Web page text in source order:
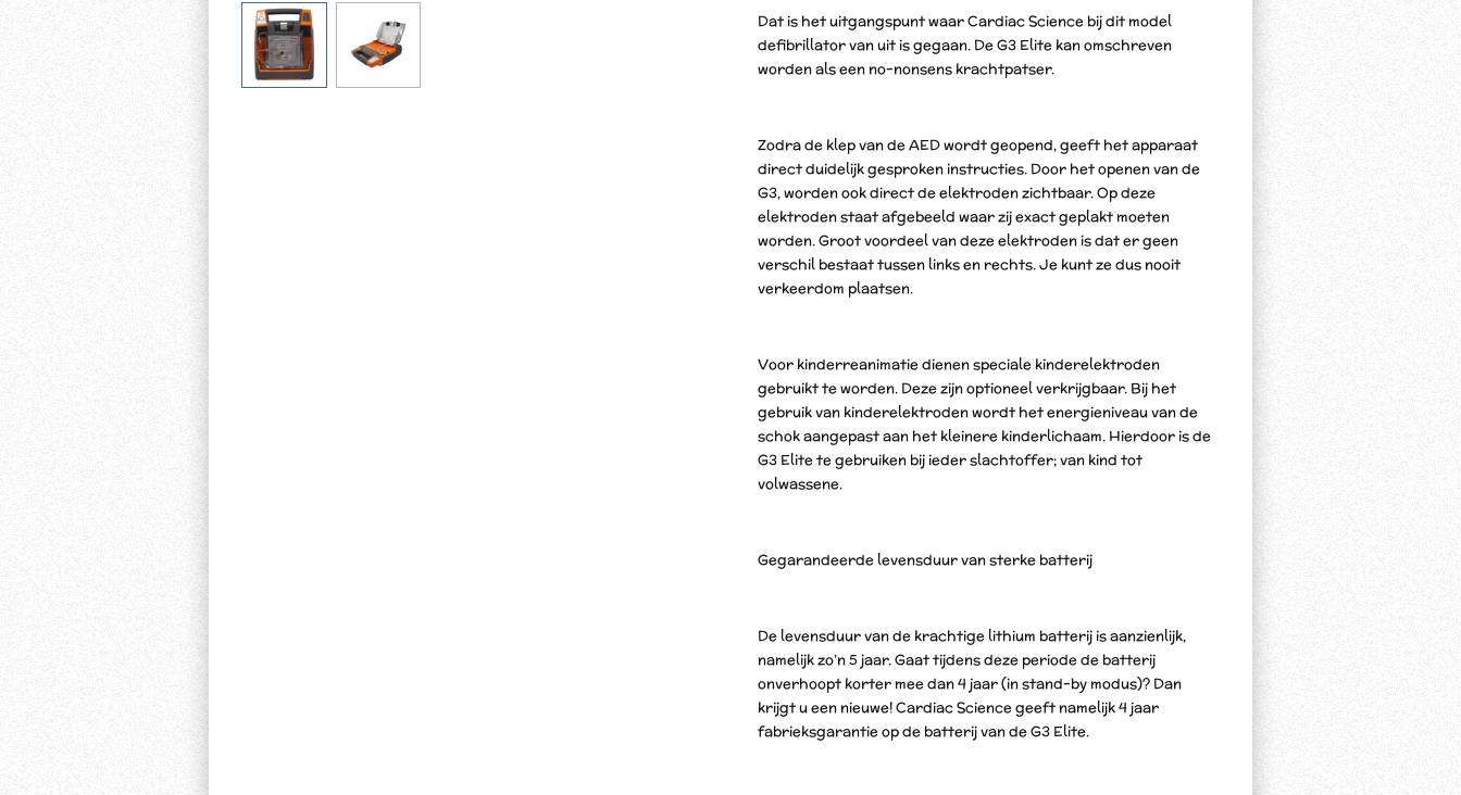
Dat is het uitgangspunt waar Cardiac Science bij dit model
defibrillator van uit is gegaan. De G3 Elite kan omschreven
worden als een no-nonsens krachtpatser.
Zodra de klep van de AED wordt geopend, geeft het apparaat
direct duidelijk gesproken instructies. Door het openen van de
G3, worden ook direct de elektroden zichtbaar. Op deze
elektroden staat afgebeeld waar zij exact geplakt moeten
worden. Groot voordeel van deze elektroden is dat er geen
verschil bestaat tussen links en rechts. Je kunt ze dus nooit
verkeerdom plaatsen.
Voor kinderreanimatie dienen speciale kinderelektroden
gebruikt te worden. Deze zijn optioneel verkrijgbaar. Bij het
gebruik van kinderelektroden wordt het energieniveau van de
schok aangepast aan het kleinere kinderlichaam. Hierdoor is de
G3 Elite te gebruiken bij ieder slachtoffer; van kind tot
volwassene.
Gegarandeerde levensduur van sterke batterij
De levensduur van de krachtige lithium batterij is aanzienlijk,
namelijk zo’n 5 jaar. Gaat tijdens deze periode de batterij
onverhoopt korter mee dan 4 jaar (in stand-by modus)? Dan
krijgt u een nieuwe! Cardiac Science geeft namelijk 4 jaar
fabrieksgarantie op de batterij van de G3 Elite.